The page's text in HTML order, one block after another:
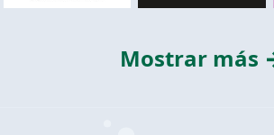
Mostrar más